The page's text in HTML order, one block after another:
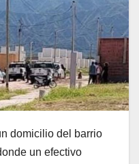
domicilio del barrio
un efectivo